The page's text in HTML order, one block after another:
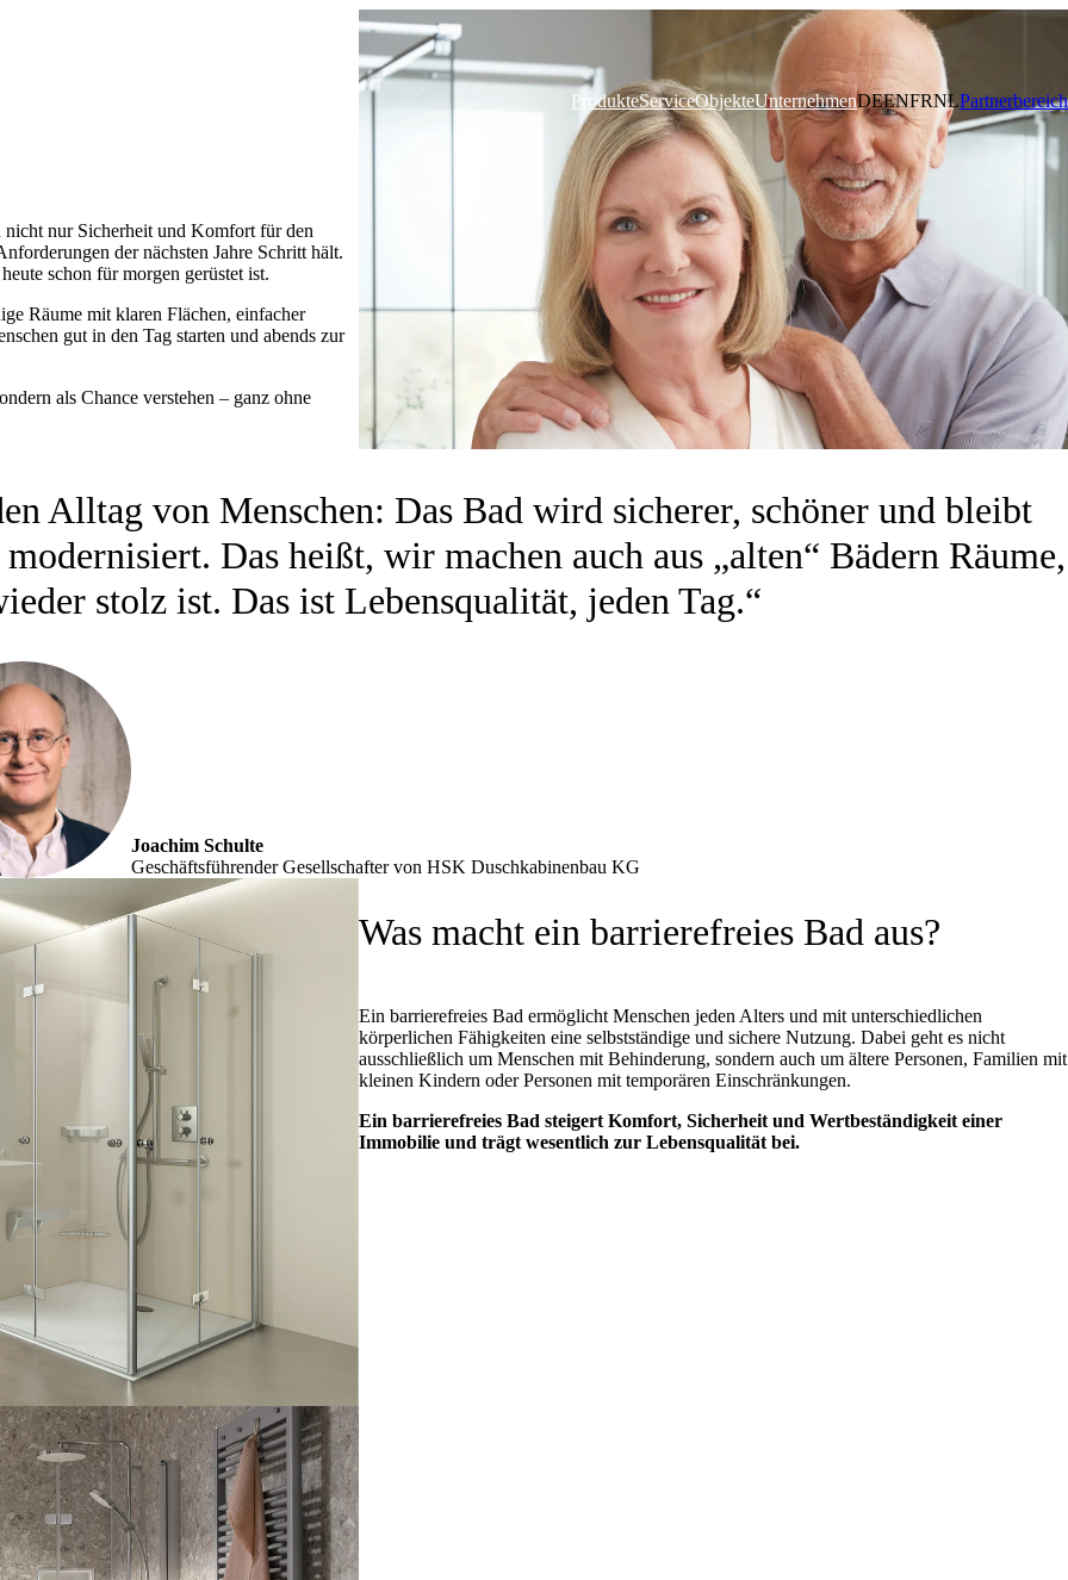
ProdukteServiceObjekteUnternehmenDEENFRNLPartnerbereich
nur Sicherheit und Komfort für den
der nächsten Jahre Schritt hält.
schon für morgen gerüstet ist.
Räume mit klaren Flächen, einfacher
gut in den Tag starten und abends zur
als Chance verstehen – ganz ohne
Alltag von Menschen: Das Bad wird sicherer, schöner und bleibt
Das heißt, wir machen auch aus „alten“ Bädern Räume,
stolz ist. Das ist Lebensqualität, jeden Tag.“
Joachim Schulte
Geschäftsführender Gesellschafter von HSK Duschkabinenbau KG
Was macht ein barrierefreies Bad aus?
Ein barrierefreies Bad ermöglicht Menschen jeden Alters und mit unterschiedlichen
körperlichen Fähigkeiten eine selbstständige und sichere Nutzung. Dabei geht es nicht
ausschließlich um Menschen mit Behinderung, sondern auch um ältere Personen, Familien mit
kleinen Kindern oder Personen mit temporären Einschränkungen.
Ein barrierefreies Bad steigert Komfort, Sicherheit und Wertbeständigkeit einer
Immobilie und trägt wesentlich zur Lebensqualität bei.